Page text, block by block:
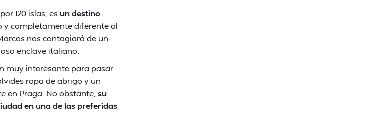
120 islas, esun destino
y completamente diferente al
nos contagiará de un
enclave italiano.
muy interesante para pasar
ropa de abrigo y un
en Praga. No obstante, su
en una de las preferidas